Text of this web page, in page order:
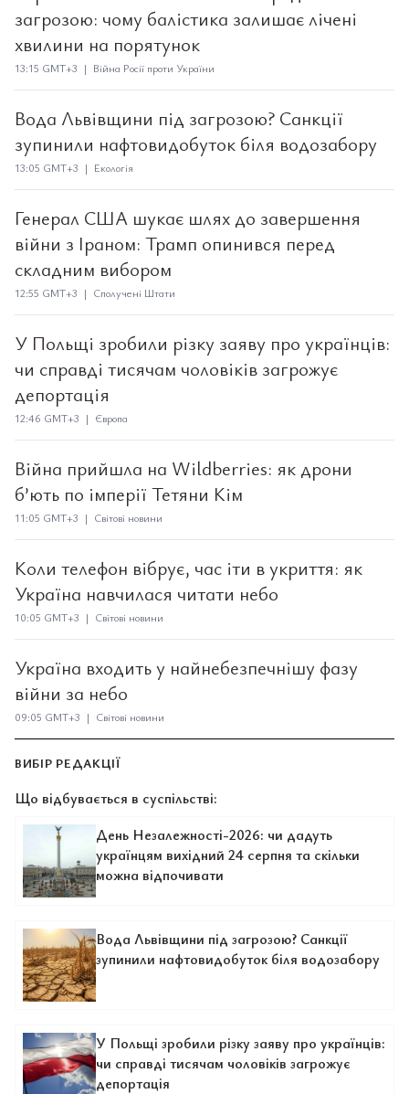
загрозою: чому балістика залишає лічені
хвилини на порятунок
13:15 GMT+3 | Війна Росії проти України
Вода Львівщини під загрозою? Санкції
зупинили нафтовидобуток біля водозабору
13:05 GMT+3 | Екологія
Генерал США шукає шлях до завершення
війни з Іраном: Трамп опинився перед
складним вибором
12:55 GMT+3 | Сполучені Штати
У Польщі зробили різку заяву про українців:
чи справді тисячам чоловіків загрожує
депортація
12:46 GMT+3 | Європа
Війна прийшла на Wildberries: як дрони
б’ють по імперії Тетяни Кім
11:05 GMT+3 | Світові новини
Коли телефон вібрує, час іти в укриття: як
Україна навчилася читати небо
10:05 GMT+3 | Світові новини
Україна входить у найнебезпечнішу фазу
війни за небо
09:05 GMT+3 | Світові новини
ВИБІР РЕДАКЦІЇ
Що відбувається в суспільстві:
День Незалежності-2026: чи дадуть
українцям вихідний 24 серпня та скільки
можна відпочивати
Вода Львівщини під загрозою? Санкції
зупинили нафтовидобуток біля водозабору
У Польщі зробили різку заяву про українців:
чи справді тисячам чоловіків загрожує
депортація